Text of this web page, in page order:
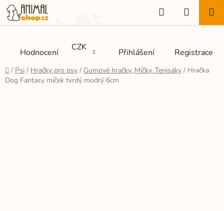
Přejít
na
obsah
Hodnocení CZK Přihlášení Registrace
Hledat
KOŠÍK
Domů
/ Psi / Hračky pro psy / Gumové hračky, Míčky, Tenisáky / Hračka
Dog Fantasy míček tvrdý modrý 6cm